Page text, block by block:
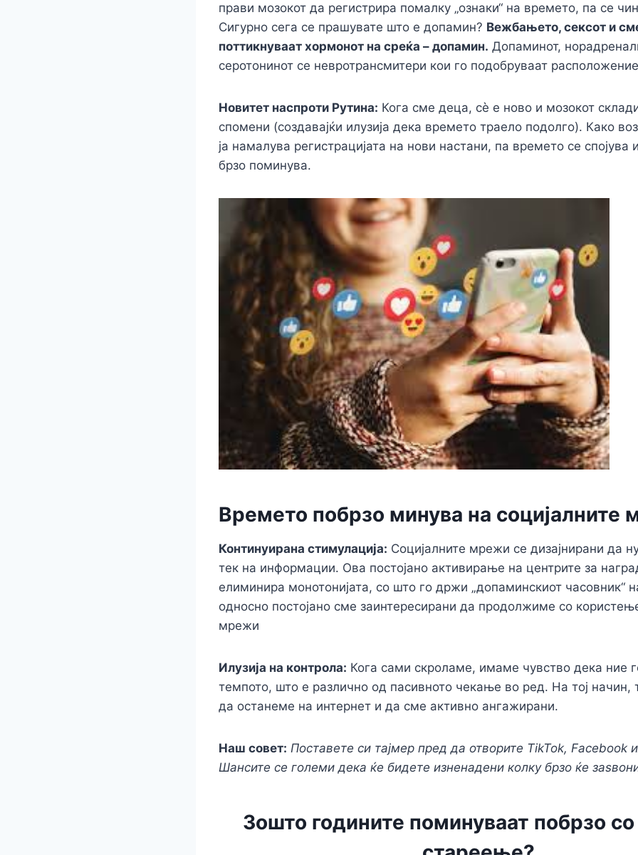
прави мозокот да регистрира помалку „ознаки“ на времето, па се
Сигурно сега се прашувате што е допамин? Вежбањето, сексот и
поттикнуваат хормонот на среќа – допамин. Допаминот,
серотонинот се невротрансмитери кои го подобруваат
Новитет наспроти Рутина: Кога сме деца, сè е ново и мозокот
спомени (создавајќи илузија дека времето траело подолго). Како
ја намалува регистрацијата на нови настани, па времето се спојува
брзо поминува.
Времето побрзо минува на социјалните
Континуирана стимулација: Социјалните мрежи се дизајнирани да
тек на информации. Ова постојано активирање на центрите за
елиминира монотонијата, со што го држи „допаминскиот часовник“
односно постојано сме заинтересирани да продолжиме со
мрежи
Илузија на контрола: Кога сами скроламе, имаме чувство дека ние
темпото, што е различно од пасивното чекање во ред. На тој начин,
да останеме на интернет и да сме активно ангажирани.
Наш совет: Поставете си тајмер пред да отворите TikTok, Facebook
Шансите се големи дека ќе бидете изненадени колку брзо ќе
Зошто годините поминуваат побрзо